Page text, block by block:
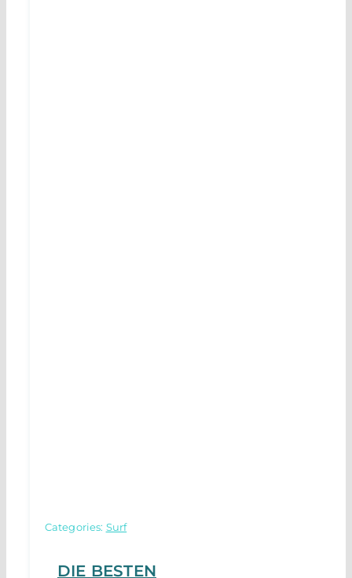
Categories: Surf
DIE BESTEN